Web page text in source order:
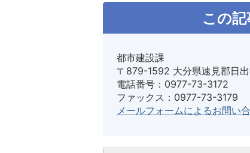
この
都市建設課
〒879-1592 大分県速見郡日
電話番号：0977-73-3172
ファックス：0977-73-3179
メールフォームによるお問い